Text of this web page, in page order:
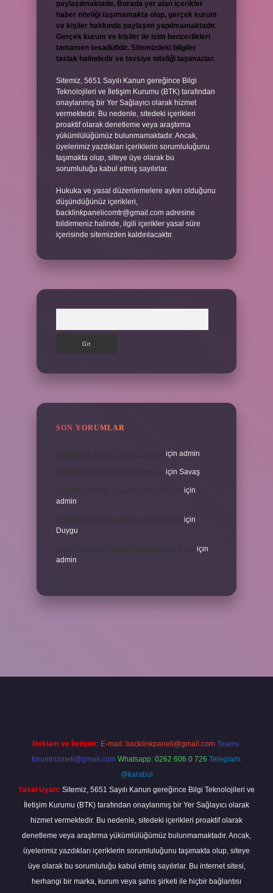
paylaşılmaktadır. Burada yer alan içerikler
haber niteliği taşımamakta olup, gerçek kurum
ve kişiler hakkında paylaşım yapılmamaktadır.
Gerçek kurum ve kişiler ile isim benzerlikleri
tamamen tesadüfidir. Sitemizdeki bilgiler
taslak halindedir ve tavsiye niteliği taşımazlar.
Sitemiz, 5651 Sayılı Kanun gereğince Bilgi
Teknolojileri ve İletişim Kurumu (BTK) tarafından
onaylanmış bir Yer Sağlayıcı olarak hizmet
vermektedir. Bu nedenle, sitedeki içerikleri
proaktif olarak denetleme veya araştırma
yükümlülüğümüz bulunmamaktadır. Ancak,
üyelerimiz yazdıkları içeriklerin sorumluluğunu
taşımakta olup, siteye üye olarak bu
sorumluluğu kabul etmiş sayılırlar.
Hukuka ve yasal düzenlemelere aykırı olduğunu
düşündüğünüz içerikleri,
backlinkpanelicomtr@gmail.com adresine
bildirmeniz halinde, ilgili içerikler yasal süre
içerisinde sitemizden kaldırılacaktır.
SON YORUMLAR
için admin
için Savaş
için
admin
için
Duygu
için
admin
Reklam ve İletişim: E-mail: backlinkpaneli@gmail.com Teams:
forumhizmeti@gmail.com Whatsapp: 0262 606 0 726 Telegram:
@karabul
Yasal Uyarı: Sitemiz, 5651 Sayılı Kanun gereğince Bilgi Teknolojileri ve
İletişim Kurumu (BTK) tarafından onaylanmış bir Yer Sağlayıcı olarak
hizmet vermektedir. Bu nedenle, sitedeki içerikleri proaktif olarak
denetleme veya araştırma yükümlülüğümüz bulunmamaktadır. Ancak,
üyelerimiz yazdıkları içeriklerin sorumluluğunu taşımakta olup, siteye
üye olarak bu sorumluluğu kabul etmiş sayılırlar. Bu internet sitesi,
herhangi bir marka, kurum veya şahıs şirketi ile hiçbir bağlantısı